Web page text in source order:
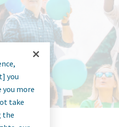
you
more
take
the